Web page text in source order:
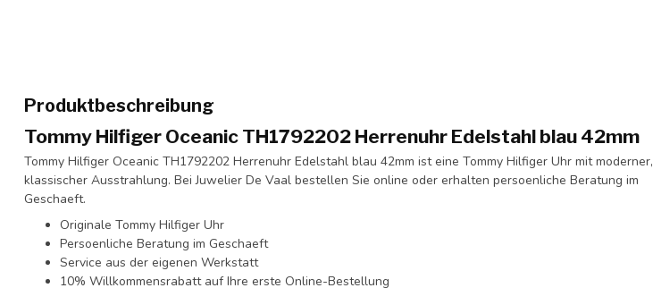
Produktbeschreibung
Tommy Hilfiger Oceanic TH1792202 Herrenuhr Edelstahl blau 42mm
Tommy Hilfiger Oceanic TH1792202 Herrenuhr Edelstahl blau 42mm ist eine Tommy Hilfiger Uhr mit moderner,
klassischer Ausstrahlung. Bei Juwelier De Vaal bestellen Sie online oder erhalten persoenliche Beratung im
Geschaeft.
Originale Tommy Hilfiger Uhr
Persoenliche Beratung im Geschaeft
Service aus der eigenen Werkstatt
10% Willkommensrabatt auf Ihre erste Online-Bestellung